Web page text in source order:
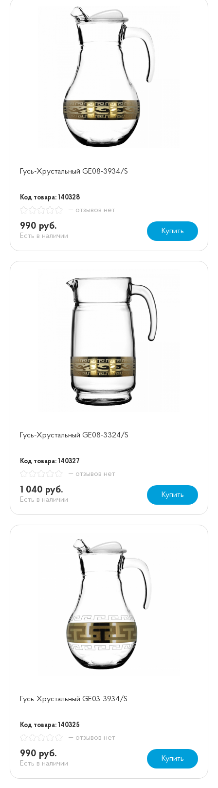
Гусь-Хрустальный GE08-3934/S
Код товара: 140328
— отзывов нет
990 руб.
Есть в наличии
Купить
Гусь-Хрустальный GE08-3324/S
Код товара: 140327
— отзывов нет
1 040 руб.
Есть в наличии
Купить
Гусь-Хрустальный GE03-3934/S
Код товара: 140325
— отзывов нет
990 руб.
Есть в наличии
Купить